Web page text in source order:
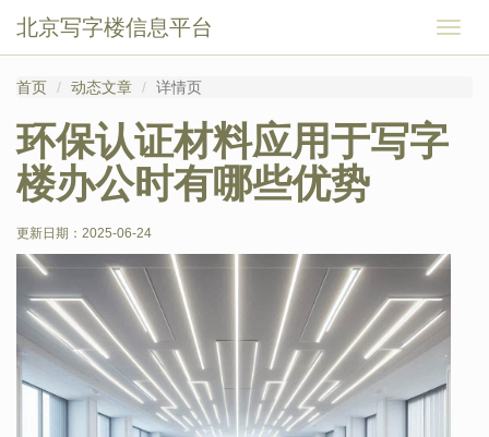
切
换
北京写字楼信息平台
首页 动态文章 详情页
环保认证材料应用于写字
楼办公时有哪些优势
更新日期： 2025-06-24